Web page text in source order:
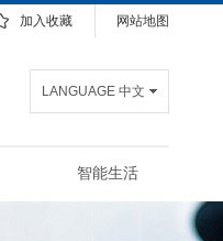
网站地图
加入收藏
LANGUAGE 中文
智能生活